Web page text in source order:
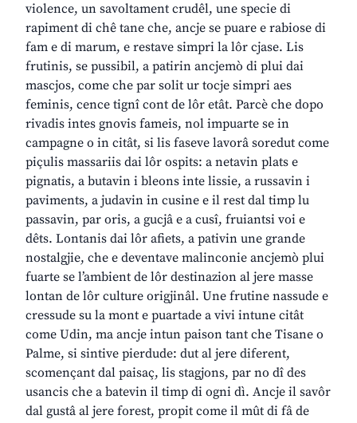
violence, un savoltament crudêl, une specie di
rapiment di chê tane che, ancje se puare e rabiose di
fam e di marum, e restave simpri la lôr cjase. Lis
frutinis, se pussibil, a patirin ancjemò di plui dai
mascjos, come che par solit ur tocje simpri aes
feminis, cence tignî cont de lôr etât. Parcè che dopo
rivadis intes gnovis fameis, nol impuarte se in
campagne o in citât, si lis faseve lavorâ soredut come
piçulis massariis dai lôr ospits: a netavin plats e
pignatis, a butavin i bleons inte lissie, a russavin i
paviments, a judavin in cusine e il rest dal timp lu
passavin, par oris, a gucjâ e a cusî, fruiantsi voi e
dêts. Lontanis dai lôr afiets, a pativin une grande
nostalgjie, che e deventave malinconie ancjemò plui
fuarte se l’ambient de lôr destinazion al jere masse
lontan de lôr culture origjinâl. Une frutine nassude e
cressude su la mont e puartade a vivi intune citât
come Udin, ma ancje intun paison tant che Tisane o
Palme, si sintive pierdude: dut al jere diferent,
scomençant dal paisaç, lis stagjons, par no dî des
usancis che a batevin il timp di ogni dì. Ancje il savôr
dal gustâ al jere forest, propit come il mût di fâ de